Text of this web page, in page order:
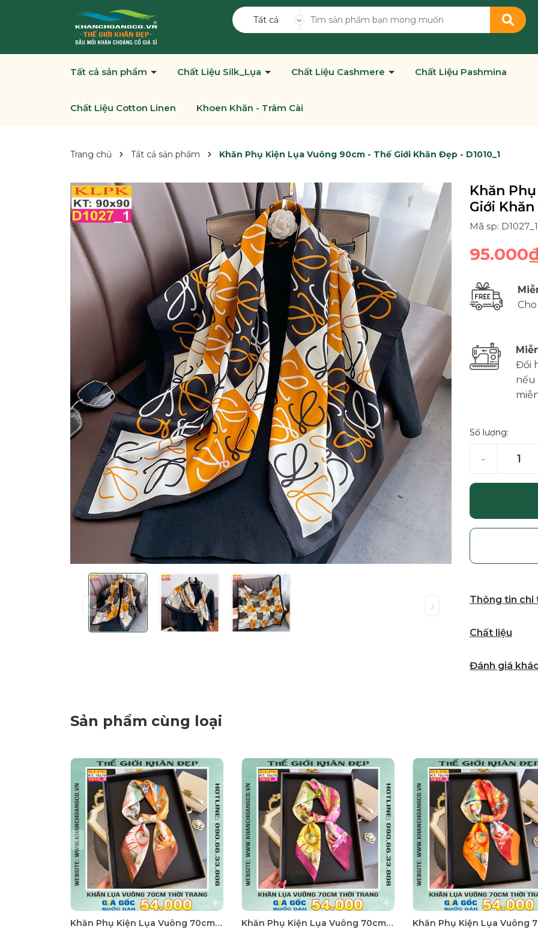
Tất cả
Tất cả sản phẩm Chất Liệu Silk_Lụa Chất Liệu Cashmere Chất Liệu Pashmina
Chất Liệu Cotton Linen Khoen Khăn - Trâm Cài
Trang chủ Tất cả sản phẩm Khăn Phụ Kiện Lụa Vuông 90cm - Thế Giới Khăn Đẹp - D1010_1
Khăn
Giới Khăn
Mã sp:
Đổi
nếu
Số lượng:
–
Thông tin chi
Chất liệu
Đánh giá
Sản phẩm cùng loại
Khăn Phụ Kiện Lụa Vuông 70cm - Thế Giới Khăn Đẹp C1062_4 Khăn Phụ Kiện Lụa Vuông 70cm - Thế Giới Khăn Đẹp C1062_3